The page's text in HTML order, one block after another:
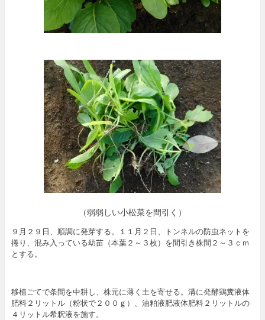
（弱弱しい小松菜を間引く）
９月２９日、順調に発芽する。１１月２日、トンネルの防虫ネットを
捲り、混み入っている幼苗（本葉２～３枚）を間引き株間２～３ｃｍ
とする。
移植ごてで条間を中耕し、株元に薄く土を寄せる。溝に発酵鶏糞液体
肥料２リットル（粉状で２００ｇ）、油粕液肥液体肥料２リットルの
４リットル希釈液を施す。